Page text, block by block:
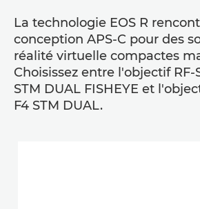
La technologie EOS R
conception APS-C pour des
réalité virtuelle compactes
Choisissez entre l'objectif RF-
STM DUAL FISHEYE et
F4 STM DUAL.